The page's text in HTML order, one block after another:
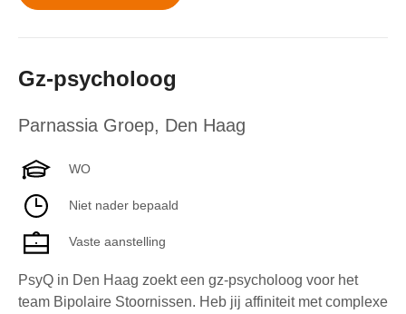
Gz-psycholoog
Parnassia Groep, Den Haag
WO
Niet nader bepaald
Vaste aanstelling
PsyQ in Den Haag zoekt een gz-psycholoog voor het
team Bipolaire Stoornissen. Heb jij affiniteit met complexe